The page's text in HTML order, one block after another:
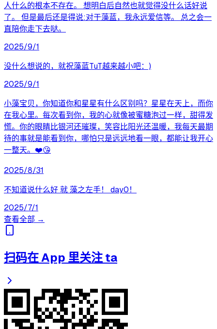
人什么的根本不存在。 想明白后自然也就觉得没什么话好说
了。 但是最后还是得说:对于藻蓝，我永远爱信等。 总之会一
直陪你走下去哒。
2025/9/1
没什么想说的，就祝藻蓝TuT越来越小吧：)
2025/9/1
小藻宝贝，你知道你和星星有什么区别吗？星星在天上，而你
在我心里。每次看到你，我的心就像被蜜糖泡过一样，甜得发
慌。你的眼睛比银河还璀璨，笑容比阳光还温暖，我每天最期
待的事就是能看到你，哪怕只是远远地看一眼，都能让我开心
一整天。❤️😘
2025/8/31
不知道说什么好 就 藻之左手！ day0！
2025/7/1
查看全部 →
扫码在 App 里关注 ta